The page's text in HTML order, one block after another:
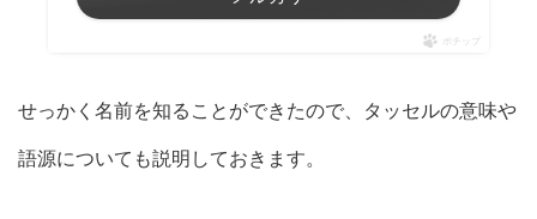
ポチップ
せっかく名前を知ることができたので、タッセルの意味や
語源についても説明しておきます。